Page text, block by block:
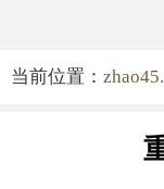
当前位置：